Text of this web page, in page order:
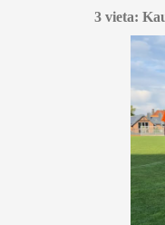
3 vieta: